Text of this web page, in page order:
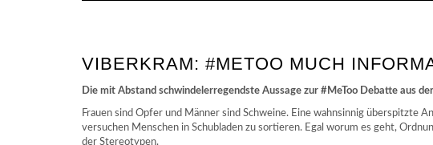
VIBERKRAM: #METOO MUCH
Die mit Abstand schwindelerregendste Aussage zur #MeToo Debatte aus
Frauen sind Opfer und Männer sind Schweine. Eine wahnsinnig überspitzte
versuchen Menschen in Schubladen zu sortieren. Egal worum es geht,
der Stereotypen.